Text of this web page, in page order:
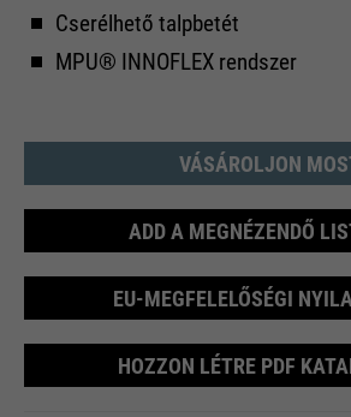
Cserélhető talpbetét
MPU® INNOFLEX rendszer
VÁSÁROLJON
ADD A MEGNÉZENDŐ
EU-MEGFELELŐSÉGI
HOZZON LÉTRE PDF